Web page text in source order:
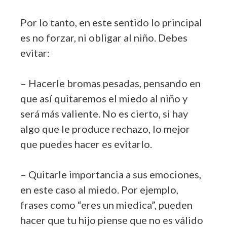
Por lo tanto, en este sentido lo principal
es no forzar, ni obligar al niño. Debes
evitar:
– Hacerle bromas pesadas, pensando en
que así quitaremos el miedo al niño y
será más valiente. No es cierto, si hay
algo que le produce rechazo, lo mejor
que puedes hacer es evitarlo.
– Quitarle importancia a sus emociones,
en este caso al miedo. Por ejemplo,
frases como “eres un miedica”, pueden
hacer que tu hijo piense que no es válido